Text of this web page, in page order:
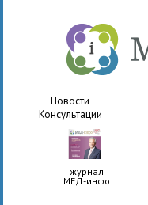
Новости
Консультации
журнал
МЕД-инфо